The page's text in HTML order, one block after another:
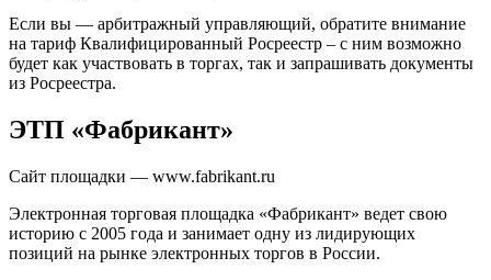
Если вы — арбитражный управляющий, обратите внимание
на тариф Квалифицированный Росреестр – с ним возможно
будет как участвовать в торгах, так и запрашивать документы
из Росреестра.
ЭТП «Фабрикант»
Сайт площадки — www.fabrikant.ru
Электронная торговая площадка «Фабрикант» ведет свою
историю с 2005 года и занимает одну из лидирующих
позиций на рынке электронных торгов в России.